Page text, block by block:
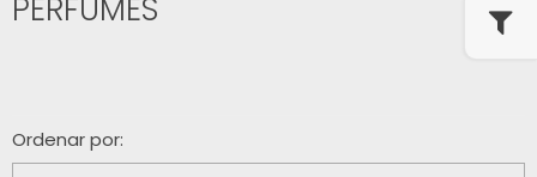
PERFUMES
Ordenar por: